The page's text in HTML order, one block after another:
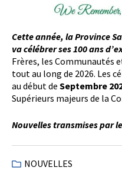
Cette année, la Province
va célébrer ses 100 ans
Frères, les Communautés
tout au long de 2026. Les
au début de Septembre
Supérieurs majeurs de la
Nouvelles transmises par
NOUVELLES